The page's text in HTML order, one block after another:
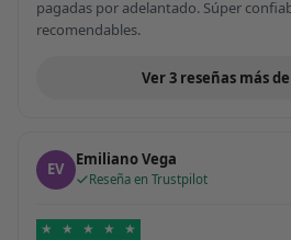
pagadas por adelantado. Súper
recomendables.
Ver 3 reseñas más
EV Emiliano Vega
Reseña en Trustpilot
★ ★ ★ ★ ★